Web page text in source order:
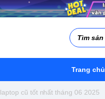
Trang chủ
laptop cũ tốt nhất tháng 06 2025